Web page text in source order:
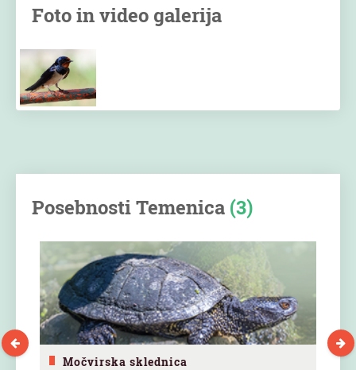
Foto in video galerija
Posebnosti Temenica (3)
Močvirska sklednica